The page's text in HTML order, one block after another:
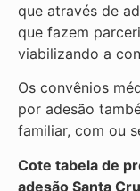
que através de
que fazem
viabilizando a
Os convênios
por adesão
familiar, com ou
Cote tabela de
adesão Santa